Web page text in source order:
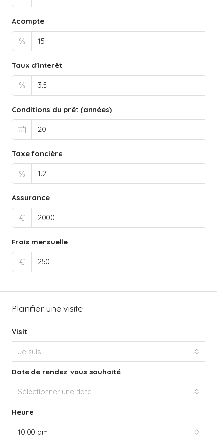
Acompte
%
Taux d'interêt
%
Conditions du prêt (années)
Taxe foncière
%
Assurance
€
Frais mensuelle
€
Planifier une visite
Visit
Je suis
Date de rendez-vous souhaité
Sélectionner une date
Heure
10:00 am